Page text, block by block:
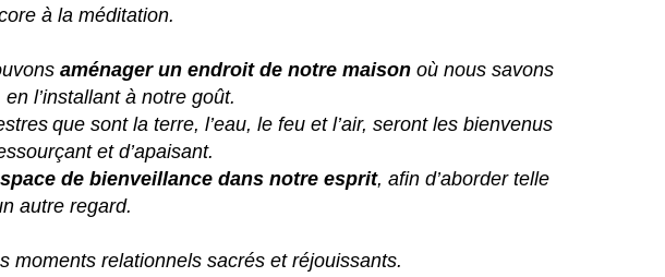
à la méditation.
aménager un endroit de notre maison où nous savons
l’installant à notre goût.
que sont la terre, l’eau, le feu et l’air, seront les bienvenus
et d’apaisant.
de bienveillance dans notre esprit, afin d’aborder telle
autre regard.
moments relationnels sacrés et réjouissants.